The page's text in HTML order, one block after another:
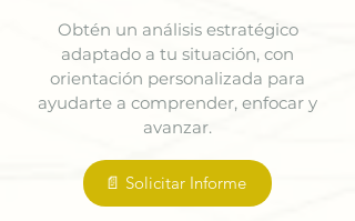
Obtén un análisis estratégico
adaptado a tu situación, con
orientación personalizada para
ayudarte a comprender, enfocar y
avanzar.
📄 Solicitar Informe